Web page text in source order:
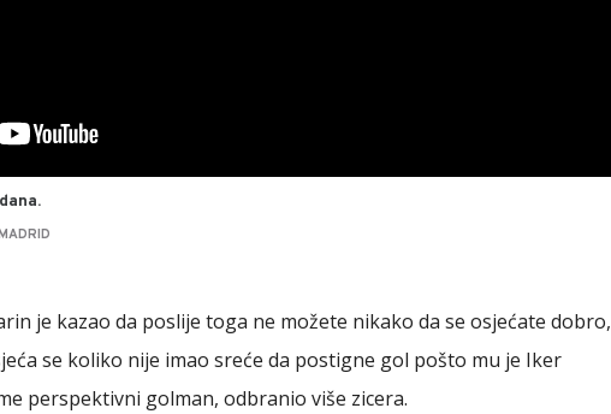
je kazao da poslije toga ne možete nikako da se osjećate dobro,
se koliko nije imao sreće da postigne gol pošto mu je Iker
perspektivni golman, odbranio više zicera.